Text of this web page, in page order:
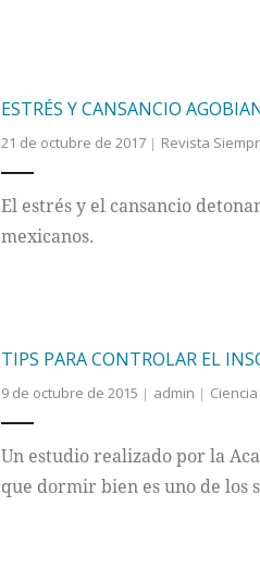
ESTRÉS Y CANSANCIO
21 de octubre de 2017 Revista
El estrés y el cansancio
mexicanos.
TIPS PARA CONTROLAR EL
9 de octubre de 2015 admin
Un estudio realizado por la
que dormir bien es uno de los